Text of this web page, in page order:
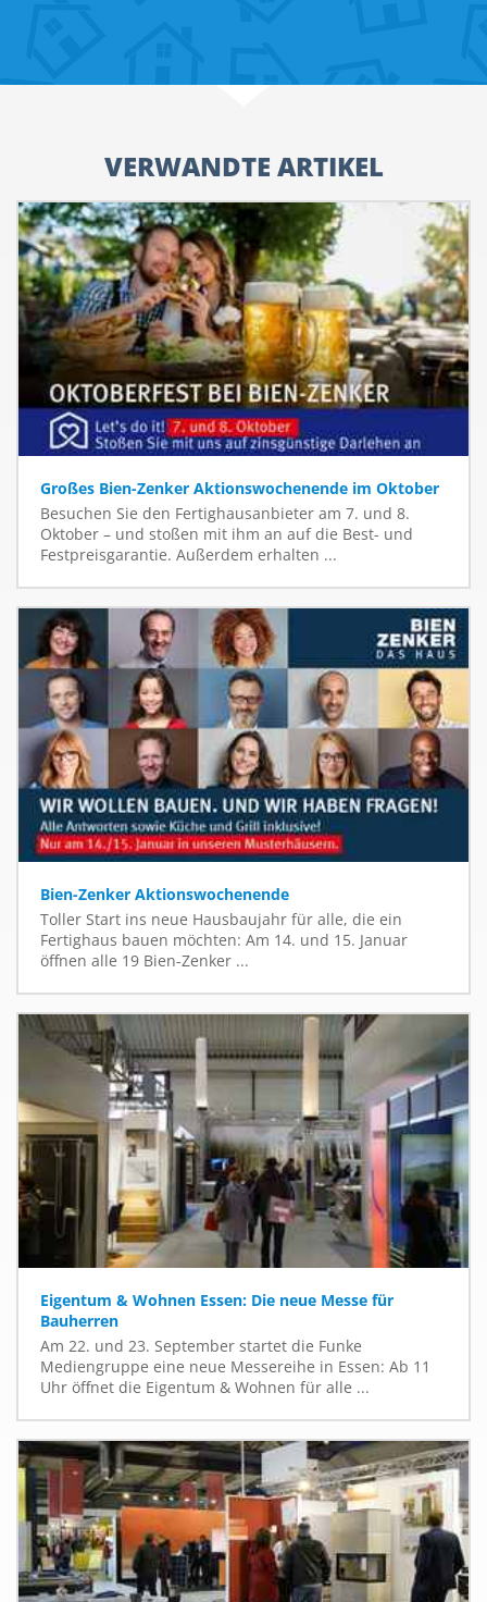
VERWANDTE ARTIKEL
Großes Bien-Zenker Aktionswochenende im Oktober
Besuchen Sie den Fertighausanbieter am 7. und 8.
Oktober – und stoßen mit ihm an auf die Best- und
Festpreisgarantie. Außerdem erhalten ...
Bien-Zenker Aktionswochenende
Toller Start ins neue Hausbaujahr für alle, die ein
Fertighaus bauen möchten: Am 14. und 15. Januar
öffnen alle 19 Bien-Zenker ...
Eigentum & Wohnen Essen: Die neue Messe für
Bauherren
Am 22. und 23. September startet die Funke
Mediengruppe eine neue Messereihe in Essen: Ab 11
Uhr öffnet die Eigentum & Wohnen für alle ...